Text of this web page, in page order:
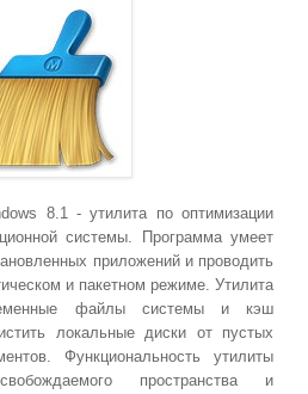
8.1 - утилита по оптимизации
системы. Программа умеет
приложений и проводить
и пакетном режиме. Утилита
файлы системы и кэш
локальные диски от пустых
Функциональность утилиты
пространства и